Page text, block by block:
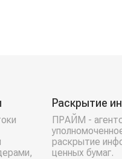
Раскрытие
ПРАЙМ -
раскрытие
ценных бумаг.